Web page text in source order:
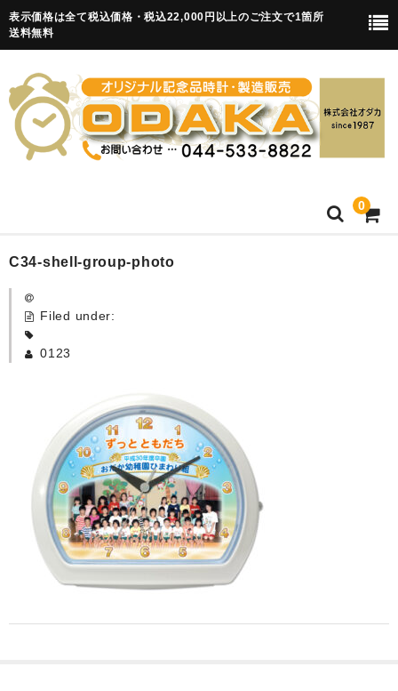
表示価格は全て税込価格・税込22,000円以上のご注文で1箇所
送料無料
0
HOME
卒園記念品
カード付フォトフレームクロック(集合)
目覚まし時計(集合＋個別)
メロディ時計(集合)
音声時計(集合)
目覚まし時計(個別)
C34-shell-group-photo
Filed under:
0123